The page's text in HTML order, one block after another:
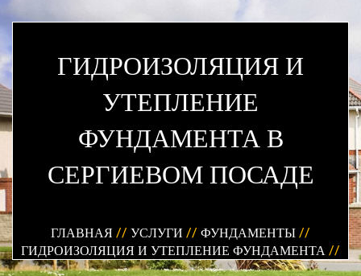
ГИДРОИЗОЛЯЦИЯ И
УТЕПЛЕНИЕ
ФУНДАМЕНТА В
СЕРГИЕВОМ ПОСАДЕ
ГЛАВНАЯ// УСЛУГИ // ФУНДАМЕНТЫ//
ГИДРОИЗОЛЯЦИЯ И УТЕПЛЕНИЕ ФУНДАМЕНТА//